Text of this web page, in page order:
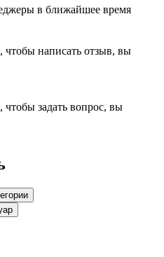
в ближайшее время
чтобы написать отзыв, вы
чтобы задать вопрос, вы